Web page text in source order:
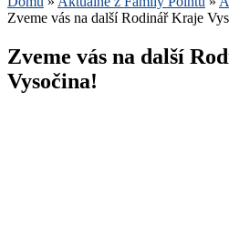
Zveme vás na další Rodinář Kraje
Zveme vás na další
Vysočina!